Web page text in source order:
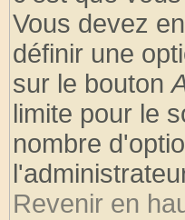
Vous devez
définir une
sur le bouton
limite pour le
nombre
Revenir en